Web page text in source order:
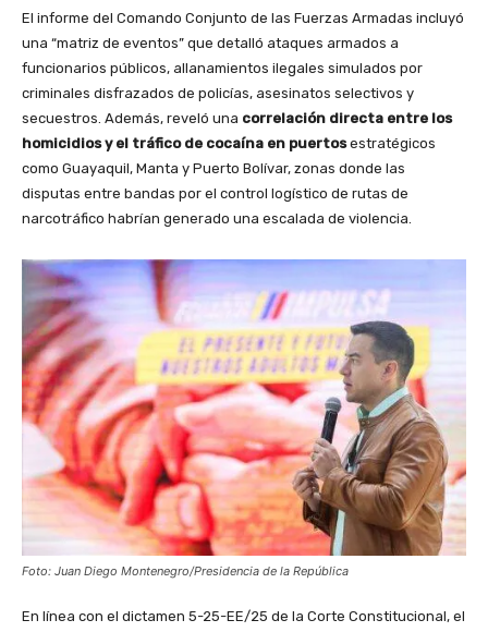
El informe del Comando Conjunto de las Fuerzas Armadas incluyó
una “matriz de eventos” que detalló ataques armados a
funcionarios públicos, allanamientos ilegales simulados por
criminales disfrazados de policías, asesinatos selectivos y
secuestros. Además, reveló una correlación directa entre los
homicidios y el tráfico de cocaína en puertosestratégicos
como Guayaquil, Manta y Puerto Bolívar, zonas donde las
disputas entre bandas por el control logístico de rutas de
narcotráfico habrían generado una escalada de violencia.
Foto: Juan Diego Montenegro/Presidencia de la República
En línea con el dictamen 5-25-EE/25 de la Corte Constitucional, el